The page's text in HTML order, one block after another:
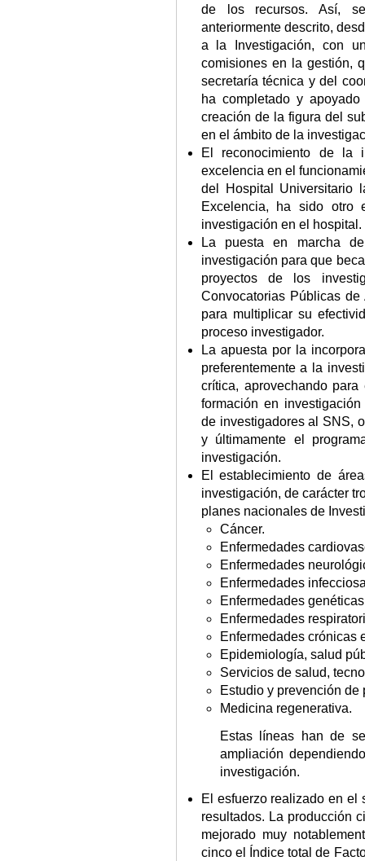
de los recursos. Así,
anteriormente descrito,
a la Investigación, con
comisiones en la gestión,
secretaría técnica y del
ha completado y
creación de la figura del
en el ámbito de la
El reconocimiento de la
excelencia en el
del Hospital Universitario
Excelencia, ha sido otro
investigación en el hospital.
La puesta en marcha
investigación para que
proyectos de los
Convocatorias Públicas
para multiplicar su
proceso investigador.
La apuesta por la
preferentemente a la
crítica, aprovechando
formación en
de investigadores al SNS,
y últimamente el
investigación.
El establecimiento de
investigación, de carácter
planes nacionales de
Cáncer.
Enfermedades
Enfermedades
Enfermedades
Enfermedades
Enfermedades
Enfermedades crónicas
Epidemiología, salud
Servicios de salud,
Estudio y prevención
Medicina regenerativa.
Estas líneas han de
ampliación
investigación.
El esfuerzo realizado en el
resultados. La producción
mejorado muy
cinco el Índice total de